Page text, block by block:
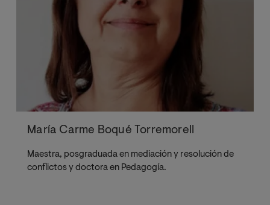
María Carme Boqué Torremorell
Maestra, posgraduada en mediación y resolución de
conflictos y doctora en Pedagogía.